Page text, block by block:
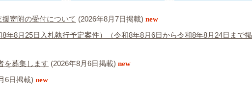
寄附の受付について (2026年8月7日掲載) new
年8月25日入札執行予定案件）（令和8年8月6日から令和8年8月24日まで掲
を募集します (2026年8月6日掲載) new
6日掲載) new